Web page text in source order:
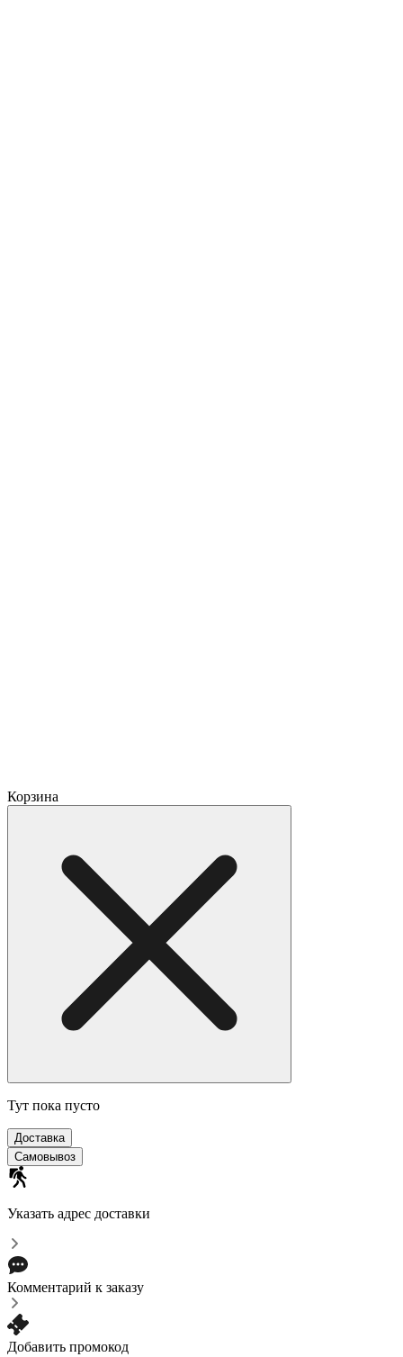
Корзина
Тут пока пусто
Доставка
Самовывоз
Указать адрес доставки
Комментарий к заказу
Добавить промокод